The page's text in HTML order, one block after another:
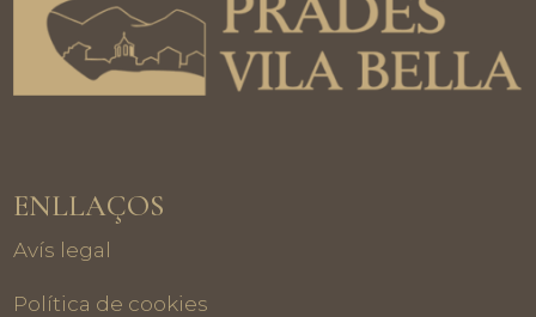
ENLLAÇOS
Avís legal
Política de cookies